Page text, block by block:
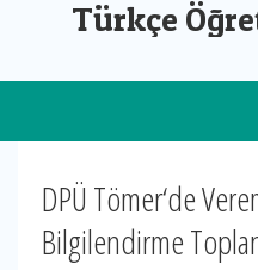
Türkçe
DPÜ Tömer‘de
Bilgilendirme